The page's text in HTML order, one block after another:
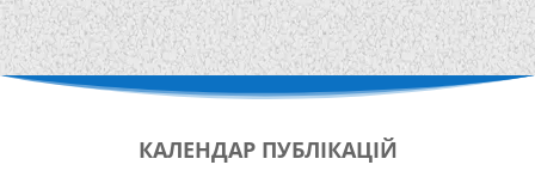
КАЛЕНДАР ПУБЛІКАЦІЙ